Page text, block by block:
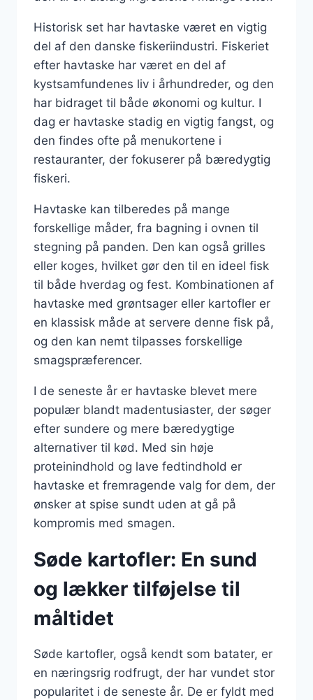
Historisk set har havtaske været en vigtig
del af den danske fiskeriindustri. Fiskeriet
efter havtaske har været en del af
kystsamfundenes liv i århundreder, og den
har bidraget til både økonomi og kultur. I
dag er havtaske stadig en vigtig fangst, og
den findes ofte på menukortene i
restauranter, der fokuserer på bæredygtig
fiskeri.
Havtaske kan tilberedes på mange
forskellige måder, fra bagning i ovnen til
stegning på panden. Den kan også grilles
eller koges, hvilket gør den til en ideel fisk
til både hverdag og fest. Kombinationen af
havtaske med grøntsager eller kartofler er
en klassisk måde at servere denne fisk på,
og den kan nemt tilpasses forskellige
smagspræferencer.
I de seneste år er havtaske blevet mere
populær blandt madentusiaster, der søger
efter sundere og mere bæredygtige
alternativer til kød. Med sin høje
proteinindhold og lave fedtindhold er
havtaske et fremragende valg for dem, der
ønsker at spise sundt uden at gå på
kompromis med smagen.
Søde kartofler: En sund
og lækker tilføjelse til
måltidet
Søde kartofler, også kendt som batater, er
en næringsrig rodfrugt, der har vundet stor
popularitet i de seneste år. De er fyldt med